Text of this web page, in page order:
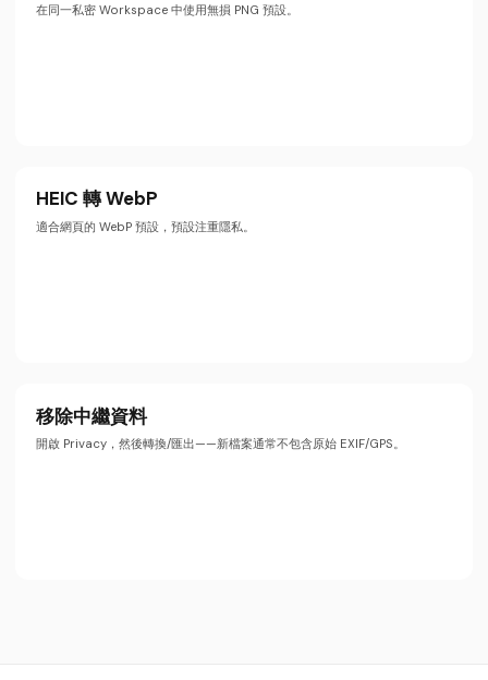
在同一私密 Workspace 中使用無損 PNG 預設。
HEIC 轉 WebP
適合網頁的 WebP 預設，預設注重隱私。
移除中繼資料
開啟 Privacy，然後轉換/匯出——新檔案通常不包含原始 EXIF/GPS。